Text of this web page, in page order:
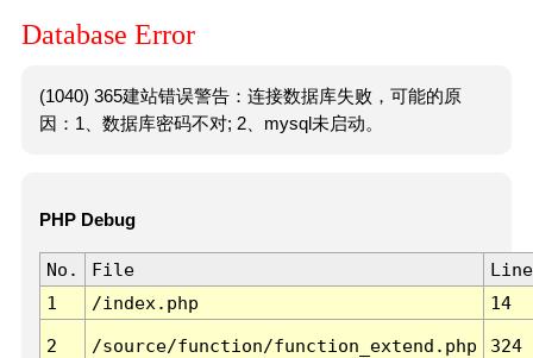
Database Error
(1040) 365建站错误警告：连接数据库失败，可能的原
因：1、数据库密码不对; 2、mysql未启动。
PHP Debug
No. File
Line
1
/index.php 14
2 /source/function/function_extend.php 324